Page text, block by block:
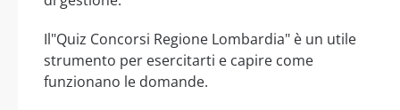
Il"Quiz Concorsi Regione Lombardia" è un utile
strumento per esercitarti e capire come
funzionano le domande.